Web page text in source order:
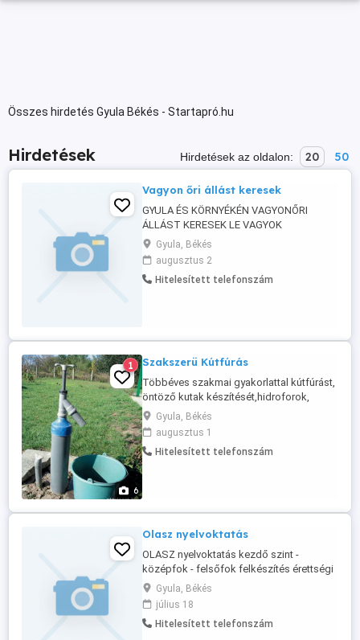
Összes hirdetés Gyula Békés - Startapró.hu
Hirdetések Hirdetések az oldalon: 20 50
Vagyon őri állást keresek
GYULA ÉS KÖRNYÉKÉN VAGYONŐRI
ÁLLÁST KERESEK LE VAGYOK
SZÁZALÉKOLVA DE ATTOL TUDOK
DOLGOZNI MIDENE MEGOLDÁS ÉRDEKEL
ÉRD A MEG ADOTT TELEFON SZÁMON
LEHET
Gyula, Békés
augusztus 2
Hitelesített telefonszám
6
1 Szakszerü Kútfúrás
Többéves szakmai gyakorlattal kútfúrást,
öntöző kutak készítését,hidroforok,
szivattyúk beépítését,vállalom kedvező
áron, rövid határidővel. Kézi és gépi
kútfúrás talajtól, területtől függően 90m-
ig. Az ár a talajviszonyoktól függ.
Gyula, Békés
augusztus 1
Hitelesített telefonszám
Olasz nyelvoktatás
OLASZ nyelvoktatás kezdő szint -
középfok - felsőfok felkészítés érettségi
vizsgára és nyelvvizsgára Képzés:
Személyesen Gyulán, illetve online. Tel.: 20
4829025
Gyula, Békés
július 18
Hitelesített telefonszám